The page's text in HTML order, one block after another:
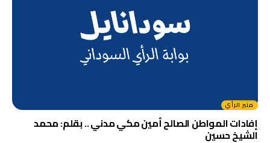
منبر الرأي
إفادات المواطن الصالح أمين مكي مدني .. بقلم: محمد
الشيخ حسين